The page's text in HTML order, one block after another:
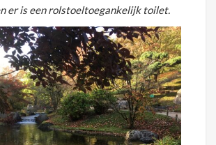
er is een rolstoeltoegankelijk toilet.